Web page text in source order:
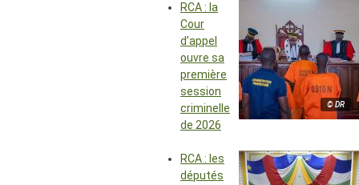
© DR
RCA : la
Cour
d’appel
ouvre sa
première
session
criminelle
de 2026
RCA : les
députés